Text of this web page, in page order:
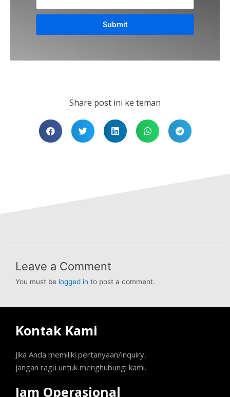
Submit
Share post ini ke teman
Leave a Comment
You must be logged in to post a comment.
Kontak Kami
Jika Anda memiliki pertanyaan/inquiry,
jangan ragu untuk menghubungi kami.
Jam Operasional